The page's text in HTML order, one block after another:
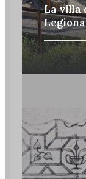
La villa